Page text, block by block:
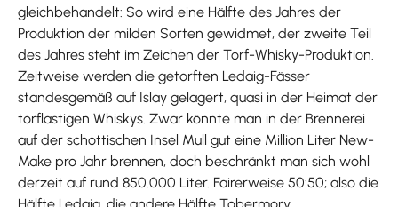
gleichbehandelt: So wird eine Hälfte des Jahres der
Produktion der milden Sorten gewidmet, der zweite Teil
des Jahres steht im Zeichen der Torf-Whisky-Produktion.
Zeitweise werden die getorften Ledaig-Fässer
standesgemäß auf Islay gelagert, quasi in der Heimat der
torflastigen Whiskys. Zwar könnte man in der Brennerei
auf der schottischen Insel Mull gut eine Million Liter New-
Make pro Jahr brennen, doch beschränkt man sich wohl
derzeit auf rund 850.000 Liter. Fairerweise 50:50; also die